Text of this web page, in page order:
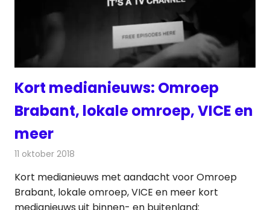
Kort medianieuws: Omroep
Brabant, lokale omroep, VICE en
meer
11 oktober 2018
Kort medianieuws met aandacht voor Omroep
Brabant, lokale omroep, VICE en meer kort